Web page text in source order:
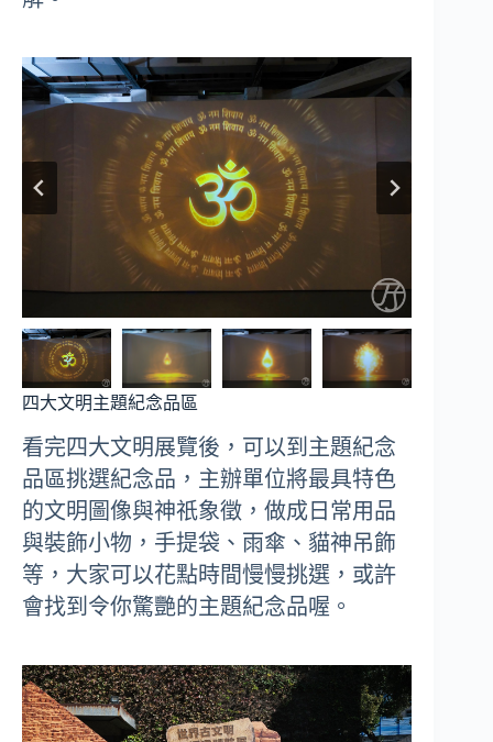
四大文明主題紀念品區
看完四大文明展覽後，可以到主題紀念
品區挑選紀念品，主辦單位將最具特色
的文明圖像與神祇象徵，做成日常用品
與裝飾小物，手提袋、雨傘、貓神吊飾
等，大家可以花點時間慢慢挑選，或許
會找到令你驚艷的主題紀念品喔。